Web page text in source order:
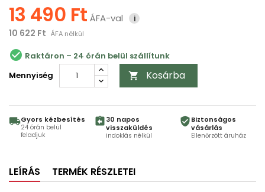
13 490 Ft ÁFA-val i
10 622 Ft ÁFA nélkül
check_circle Raktáron
Mennyiség
 Kosárba
local_shippingGyors kézbesítés
24 órán belül
feladjuk
assignment_return30 napos
visszaküldés
indoklás nélkül
verified_userBiztonságos
vásárlás
Ellenőrzött áruház
LEÍRÁS TERMÉK RÉSZLETEI